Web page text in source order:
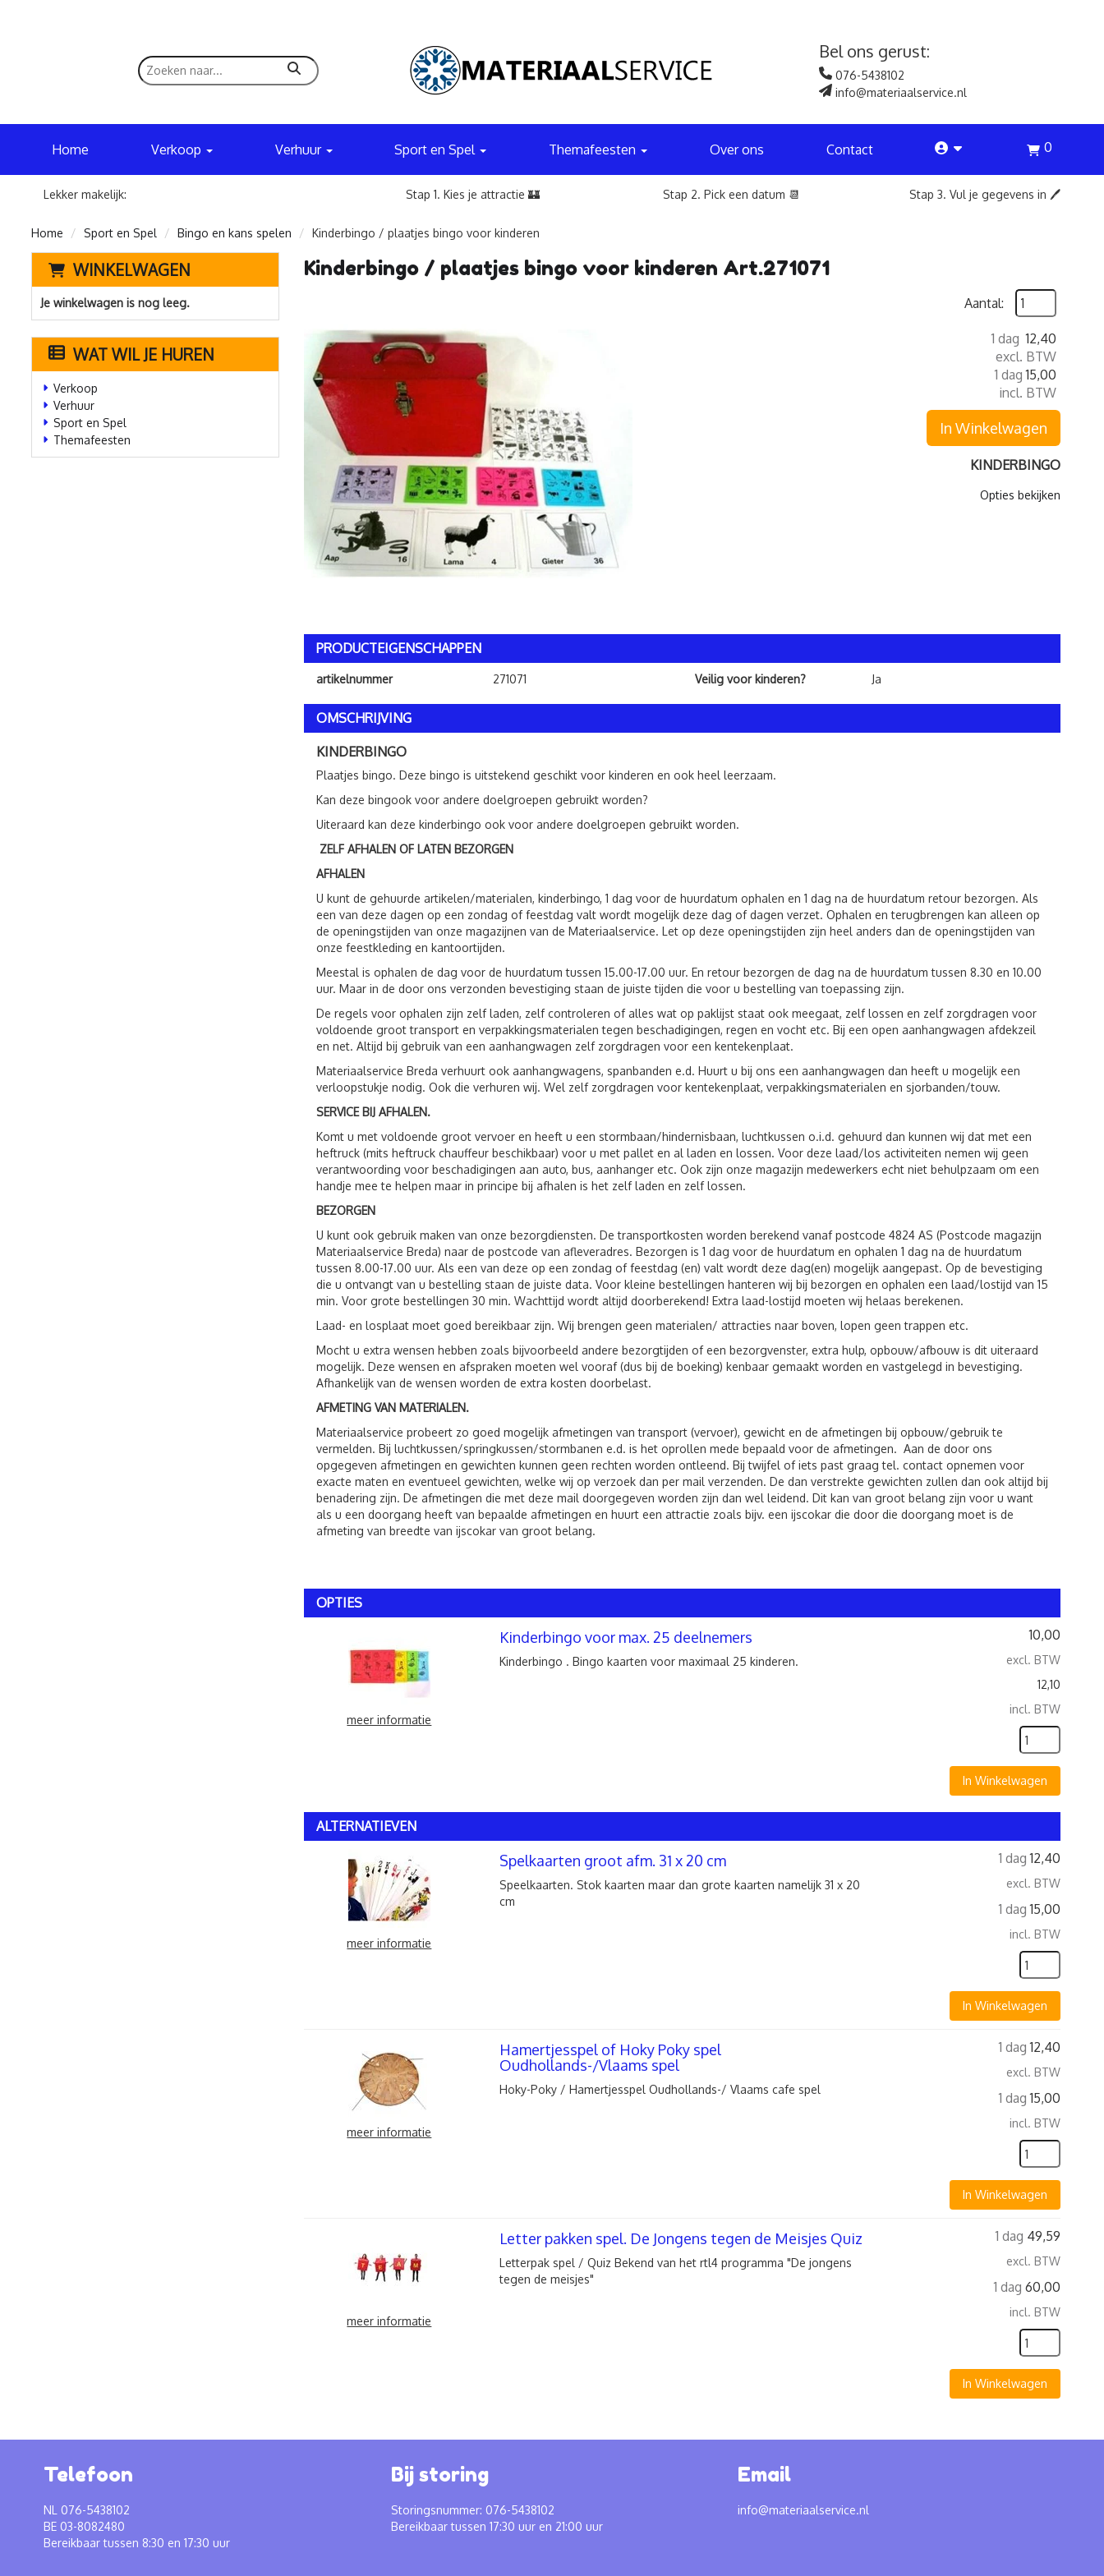
zoeken
Bel ons gerust:
076-5438102
info@materiaalservice.nl
Home Verkoop Verhuur Sport en Spel Themafeesten Over ons Contact account 0
Lekker makelijk: Stap 1. Kies je attractie 🏰 Stap 2. Pick een datum 📆 Stap 3. Vul je gegevens in 🖊️
Home Sport en Spel Bingo en kans spelen Kinderbingo / plaatjes bingo voor kinderen
WINKELWAGEN
Je winkelwagen is nog leeg.
WAT WIL JE HUREN
Verkoop
Verhuur
Sport en Spel
Themafeesten
Kinderbingo / plaatjes bingo voor kinderen Art.271071
Aantal:
1 dag 12,40
excl. BTW
1 dag 15,00
incl. BTW
In Winkelwagen
KINDERBINGO
Opties bekijken
PRODUCTEIGENSCHAPPEN
artikelnummer 271071 Veilig voor kinderen? Ja
OMSCHRIJVING
KINDERBINGO
Plaatjes bingo. Deze bingo is uitstekend geschikt voor kinderen en ook heel leerzaam.
Kan deze bingook voor andere doelgroepen gebruikt worden?
Uiteraard kan deze kinderbingo ook voor andere doelgroepen gebruikt worden.
ZELF AFHALEN OF LATEN BEZORGEN
AFHALEN
U kunt de gehuurde artikelen/materialen, kinderbingo, 1 dag voor de huurdatum ophalen en 1 dag na de huurdatum retour bezorgen. Als
een van deze dagen op een zondag of feestdag valt wordt mogelijk deze dag of dagen verzet. Ophalen en terugbrengen kan alleen op
de openingstijden van onze magazijnen van de Materiaalservice. Let op deze openingstijden zijn heel anders dan de openingstijden van
onze feestkleding en kantoortijden.
Meestal is ophalen de dag voor de huurdatum tussen 15.00-17.00 uur. En retour bezorgen de dag na de huurdatum tussen 8.30 en 10.00
uur. Maar in de door ons verzonden bevestiging staan de juiste tijden die voor u bestelling van toepassing zijn.
De regels voor ophalen zijn zelf laden, zelf controleren of alles wat op paklijst staat ook meegaat, zelf lossen en zelf zorgdragen voor
voldoende groot transport en verpakkingsmaterialen tegen beschadigingen, regen en vocht etc. Bij een open aanhangwagen afdekzeil
en net. Altijd bij gebruik van een aanhangwagen zelf zorgdragen voor een kentekenplaat.
Materiaalservice Breda verhuurt ook aanhangwagens, spanbanden e.d. Huurt u bij ons een aanhangwagen dan heeft u mogelijk een
verloopstukje nodig. Ook die verhuren wij. Wel zelf zorgdragen voor kentekenplaat, verpakkingsmaterialen en sjorbanden/touw.
SERVICE BIJ AFHALEN.
Komt u met voldoende groot vervoer en heeft u een stormbaan/hindernisbaan, luchtkussen o.i.d. gehuurd dan kunnen wij dat met een
heftruck (mits heftruck chauffeur beschikbaar) voor u met pallet en al laden en lossen. Voor deze laad/los activiteiten nemen wij geen
verantwoording voor beschadigingen aan auto, bus, aanhanger etc. Ook zijn onze magazijn medewerkers echt niet behulpzaam om een
handje mee te helpen maar in principe bij afhalen is het zelf laden en zelf lossen.
BEZORGEN
U kunt ook gebruik maken van onze bezorgdiensten. De transportkosten worden berekend vanaf postcode 4824 AS (Postcode magazijn
Materiaalservice Breda) naar de postcode van afleveradres. Bezorgen is 1 dag voor de huurdatum en ophalen 1 dag na de huurdatum
tussen 8.00-17.00 uur. Als een van deze op een zondag of feestdag (en) valt wordt deze dag(en) mogelijk aangepast. Op de bevestiging
die u ontvangt van u bestelling staan de juiste data. Voor kleine bestellingen hanteren wij bij bezorgen en ophalen een laad/lostijd van 15
min. Voor grote bestellingen 30 min. Wachttijd wordt altijd doorberekend! Extra laad-lostijd moeten wij helaas berekenen.
Laad- en losplaat moet goed bereikbaar zijn. Wij brengen geen materialen/ attracties naar boven, lopen geen trappen etc.
Mocht u extra wensen hebben zoals bijvoorbeeld andere bezorgtijden of een bezorgvenster, extra hulp, opbouw/afbouw is dit uiteraard
mogelijk. Deze wensen en afspraken moeten wel vooraf (dus bij de boeking) kenbaar gemaakt worden en vastgelegd in bevestiging.
Afhankelijk van de wensen worden de extra kosten doorbelast.
AFMETING VAN MATERIALEN.
Materiaalservice probeert zo goed mogelijk afmetingen van transport (vervoer), gewicht en de afmetingen bij opbouw/gebruik te
vermelden. Bij luchtkussen/springkussen/stormbanen e.d. is het oprollen mede bepaald voor de afmetingen. Aan de door ons
opgegeven afmetingen en gewichten kunnen geen rechten worden ontleend. Bij twijfel of iets past graag tel. contact opnemen voor
exacte maten en eventueel gewichten, welke wij op verzoek dan per mail verzenden. De dan verstrekte gewichten zullen dan ook altijd bij
benadering zijn. De afmetingen die met deze mail doorgegeven worden zijn dan wel leidend. Dit kan van groot belang zijn voor u want
als u een doorgang heeft van bepaalde afmetingen en huurt een attractie zoals bijv. een ijscokar die door die doorgang moet is de
afmeting van breedte van ijscokar van groot belang.
OPTIES
meer informatie
10,00
excl. BTW
12,10
incl. BTW
In Winkelwagen
Kinderbingo voor max. 25 deelnemers
Kinderbingo . Bingo kaarten voor maximaal 25 kinderen.
ALTERNATIEVEN
meer informatie
1 dag 12,40
excl. BTW
1 dag 15,00
incl. BTW
In Winkelwagen
Spelkaarten groot afm. 31 x 20 cm
Speelkaarten. Stok kaarten maar dan grote kaarten namelijk 31 x 20
cm
meer informatie
1 dag 12,40
excl. BTW
1 dag 15,00
incl. BTW
In Winkelwagen
Hamertjesspel of Hoky Poky spel
Oudhollands-/Vlaams spel
Hoky-Poky / Hamertjesspel Oudhollands-/ Vlaams cafe spel
meer informatie
1 dag 49,59
excl. BTW
1 dag 60,00
incl. BTW
In Winkelwagen
Letter pakken spel. De Jongens tegen de Meisjes Quiz
Letterpak spel / Quiz Bekend van het rtl4 programma "De jongens
tegen de meisjes"
Telefoon
NL 076-5438102
BE 03-8082480
Bereikbaar tussen 8:30 en 17:30 uur
Bij storing
Storingsnummer: 076-5438102
Bereikbaar tussen 17:30 uur en 21:00 uur
Email
info@materiaalservice.nl